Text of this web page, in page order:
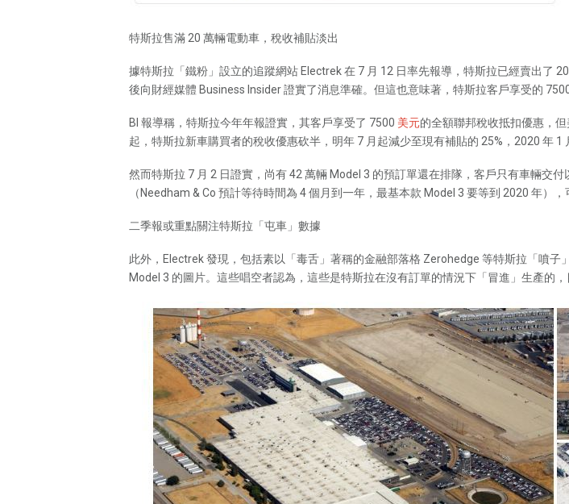
特斯拉售滿 20 萬輛電動車，稅收補貼淡出
據特斯拉「鐵粉」設立的追蹤網站 Electrek 在 7 月 12 日率先報導，特斯拉已經賣出了
後向財經媒體 Business Insider 證實了消息準確。但這也意味著，特斯拉客戶享受的
BI 報導稱，特斯拉今年年報證實，其客戶享受了 7500 美元的全額聯邦稅收抵扣優惠，
起，特斯拉新車購買者的稅收優惠砍半，明年 7 月起減少至現有補貼的 25%，2020 年 1
然而特斯拉 7 月 2 日證實，尚有 42 萬輛 Model 3 的預訂單還在排隊，客戶只有車輛交
（Needham & Co 預計等待時間為 4 個月到一年，最基本款 Model 3 要等到 2020 年）
二季報或重點關注特斯拉「屯車」數據
此外，Electrek 發現，包括素以「毒舌」著稱的金融部落格 Zerohedge 等特斯拉「噴
Model 3 的圖片。這些唱空者認為，這些是特斯拉在沒有訂單的情況下「冒進」生產的